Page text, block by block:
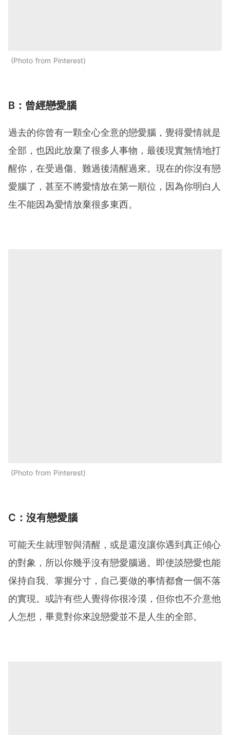
Photo from Pinterest
B：曾經戀愛腦
過去的你曾有一顆全心全意的戀愛腦，覺得愛情就是
全部，也因此放棄了很多人事物，最後現實無情地打
醒你，在受過傷、難過後清醒過來。現在的你沒有戀
愛腦了，甚至不將愛情放在第一順位，因為你明白人
生不能因為愛情放棄很多東西。
Photo from Pinterest
C：沒有戀愛腦
可能天生就理智與清醒，或是還沒讓你遇到真正傾心
的對象，所以你幾乎沒有戀愛腦過。即使談戀愛也能
保持自我、掌握分寸，自己要做的事情都會一個不落
的實現。或許有些人覺得你很冷漠，但你也不介意他
人怎想，畢竟對你來說戀愛並不是人生的全部。